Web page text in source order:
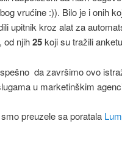
vrućine :)). Bilo je i onih
upitnik kroz alat za
od njih25koji su tražili
da završimo ovo
u marketinškim
preuzele sa poratala